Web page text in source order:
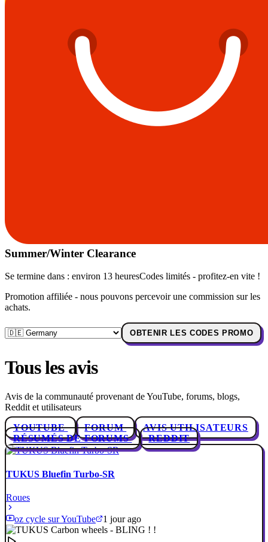
Summer/Winter Clearance
Se termine dans : environ 13 heuresCodes limités - profitez-en vite !
Promotion affiliée - nous pouvons percevoir une commission sur les
achats.
OBTENIR LES CODES PROMO
Tous les avis
Avis de la communauté provenant de YouTube, forums, blogs,
Reddit et utilisateurs
YOUTUBE
FORUM
AVIS UTILISATEURS
RÉSUMÉS DE FORUMS
REDDIT
TUKUS Bluefin Turbo-SR
Roues
oz cycle sur YouTube 1 jour ago